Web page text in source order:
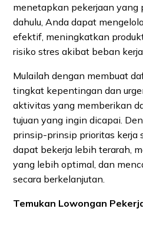
menetapkan pekerjaan
dahulu, Anda dapat
efektif, meningkatkan
risiko stres akibat beban
Mulailah dengan membuat
tingkat kepentingan dan
aktivitas yang memberikan
tujuan yang ingin dicapai.
prinsip-prinsip prioritas kerja
dapat bekerja lebih terarah,
yang lebih optimal, dan
secara berkelanjutan.
Temukan Lowongan